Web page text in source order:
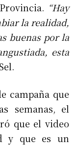
“Hay
la realidad,
buenas por la
esta
campaña que
semanas, el
que el video
y que es un